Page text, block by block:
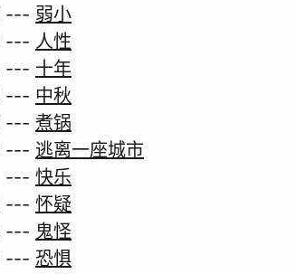
--- 弱小
--- 人性
--- 十年
--- 中秋
--- 煮锅
--- 逃离一座城市
--- 快乐
--- 怀疑
--- 鬼怪
--- 恐惧